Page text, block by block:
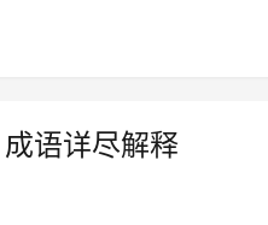
语详尽解释